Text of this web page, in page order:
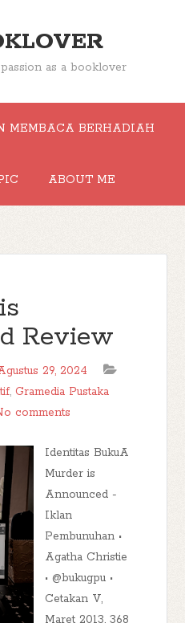
as a booklover
MEMBACA BERHADIAH
ABOUT ME
Review
29, 2024
, Gramedia Pustaka
comments
Identitas BukuA
Murder is
Announced -
Iklan
Pembunuhan •
Agatha Christie
• @bukugpu •
Cetakan V,
Maret 2013, 368